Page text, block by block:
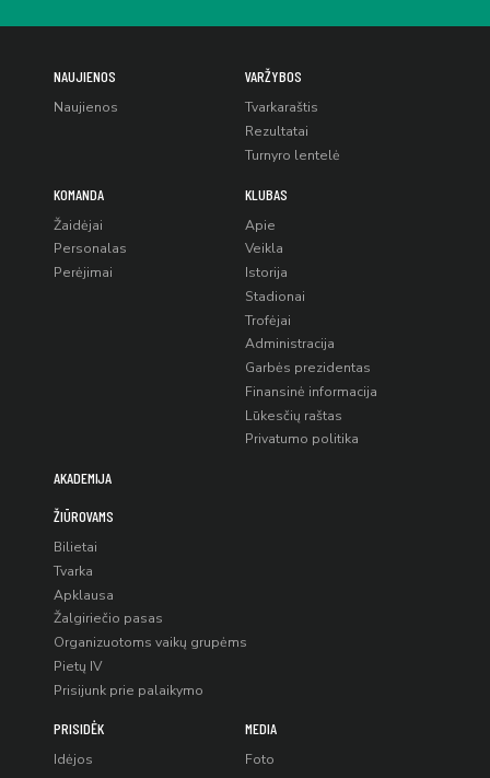
NAUJIENOS
Naujienos
VARŽYBOS
Tvarkaraštis
Rezultatai
Turnyro lentelė
KOMANDA
Žaidėjai
Personalas
Perėjimai
KLUBAS
Apie
Veikla
Istorija
Stadionai
Trofėjai
Administracija
Garbės prezidentas
Finansinė informacija
Lūkesčių raštas
Privatumo politika
AKADEMIJA
ŽIŪROVAMS
Bilietai
Tvarka
Apklausa
Žalgiriečio pasas
Organizuotoms vaikų grupėms
Pietų IV
Prisijunk prie palaikymo
PRISIDĖK
Idėjos
MEDIA
Foto